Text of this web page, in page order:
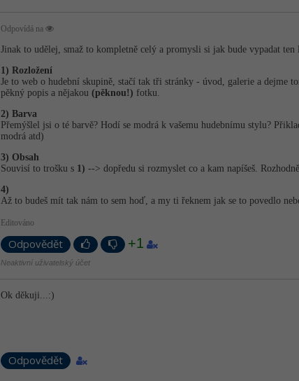
Odpovídá na
Jinak to udělej, smaž to kompletně celý a promysli si jak bude vypadat
1) Rozložení
Je to web o hudební skupině, stačí tak tři stránky - úvod, galerie a dejme
pěkný popis a nějakou (pěknou!) fotku.
2) Barva
Přemýšlel jsi o té barvě? Hodí se modrá k vašemu hudebnímu stylu?
modrá atd)
3) Obsah
Souvisí to trošku s 1) --> dopředu si rozmyslet co a kam napíšeš.
4)
Až to budeš mít tak nám to sem hoď, a my ti řeknem jak se to povedlo
Editováno
Odpovědět +1
Neaktivní uživatelský účet
Ok děkuji...:)
Odpovědět